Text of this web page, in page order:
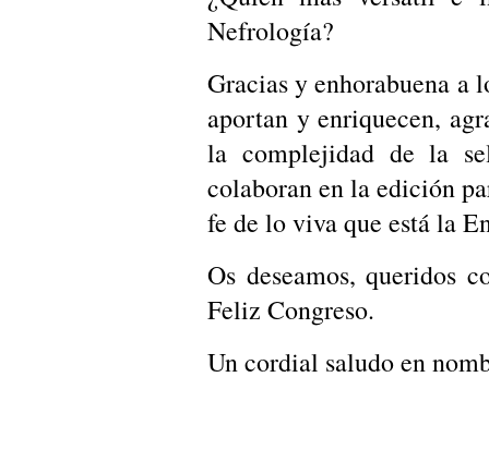
Nefrología?
Gracias y enhorabuena a
aportan y enriquecen,
la complejidad de la
colaboran en la edición
fe de lo viva que está la
Os deseamos, queridos
Feliz Congreso.
Un cordial saludo en